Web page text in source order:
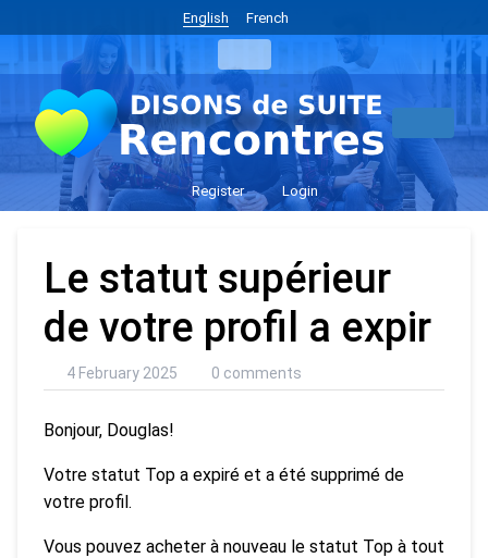
English French
Register Login
Le statut supérieur
de votre profil a expir
4 February 2025 0 comments
Bonjour, Douglas!
Votre statut Top a expiré et a été supprimé de
votre profil.
Vous pouvez acheter à nouveau le statut Top à tout